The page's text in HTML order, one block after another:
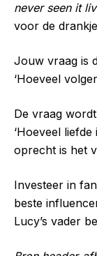
never seen it
voor de
Jouw vraag is
‘Hoeveel
De vraag
‘Hoeveel
oprecht is het
Investeer in
beste
Lucy’s vader